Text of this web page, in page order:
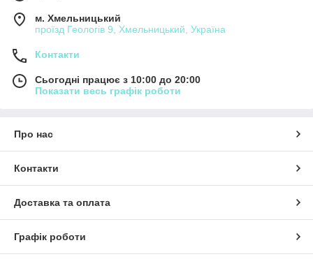
м. Хмельницький
проїзд Геологів 9, Хмельницький, Україна
Контакти
Сьогодні працює з 10:00 до 20:00
Показати весь графік роботи
Про нас
Контакти
Доставка та оплата
Графік роботи